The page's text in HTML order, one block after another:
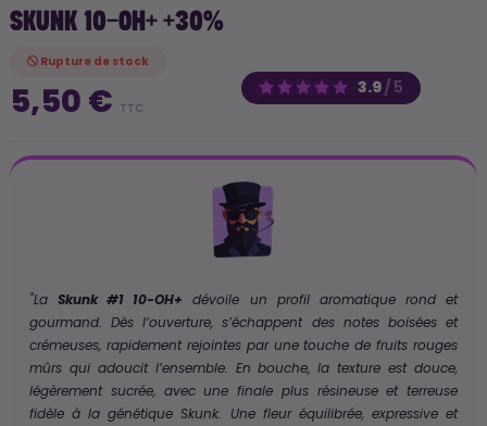
SKUNK 10-OH+ +30%
3.9/ 5
Rupture de stock
5,50 € TTC
"LaSkunk #1 10-OH+
dévoile un profil aromatique rond et
gourmand. Dès l’ouverture, s’échappent des notes boisées et
crémeuses, rapidement rejointes par une touche de fruits rouges
mûrs qui adoucit l’ensemble. En bouche, la texture est douce,
légèrement sucrée, avec une finale plus résineuse et terreuse
fidèle à la génétique Skunk. Une fleur équilibrée, expressive et